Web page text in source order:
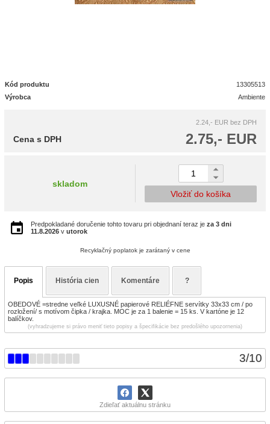
3/10
Zdieľať aktuálnu stránku
Kód produktu
13305513
Výrobca
Ambiente
2.24,- EUR bez DPH
2.75,- EUR
Cena s DPH
skladom
Vložiť do košíka
Predpokladané doručenie tohto tovaru pri objednaní teraz je za 3 dni
11.8.2026 v utorok
Recyklačný poplatok je zarátaný v cene
Popis História cien Komentáre ?
OBEDOVÉ =stredne veľké LUXUSNÉ papierové RELIÉFNE servítky 33x33 cm / po
rozložení/ s motívom čipka / krajka. MOC je za 1 balenie = 15 ks. V kartóne je 12
balíčkov.
(vyhradzujeme si právo meniť tieto popisy a špecifikácie bez predošlého upozornenia)